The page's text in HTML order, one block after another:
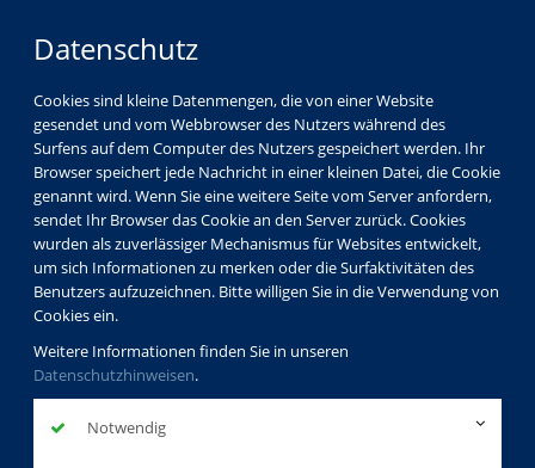
Datenschutz
Cookies sind kleine Datenmengen, die von einer Website
gesendet und vom Webbrowser des Nutzers während des
Surfens auf dem Computer des Nutzers gespeichert werden. Ihr
Browser speichert jede Nachricht in einer kleinen Datei, die Cookie
genannt wird. Wenn Sie eine weitere Seite vom Server anfordern,
sendet Ihr Browser das Cookie an den Server zurück. Cookies
wurden als zuverlässiger Mechanismus für Websites entwickelt,
um sich Informationen zu merken oder die Surfaktivitäten des
Benutzers aufzuzeichnen. Bitte willigen Sie in die Verwendung von
Cookies ein.
Weitere Informationen finden Sie in unseren
Datenschutzhinweisen.
Notwendig